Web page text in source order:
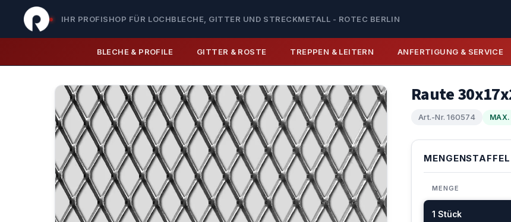
IHR PROFISHOP FÜR LOCHBLECHE, GITTER UND STRECKMETALL - ROTEC BERLIN
BLECHE & PROFILE GITTER & ROSTE TREPPEN & LEITERN ANFERTIGUNG & SERVICE
Raute
Art.-Nr. 160574
MENGENSTAFFEL
MENGE
1 Stück